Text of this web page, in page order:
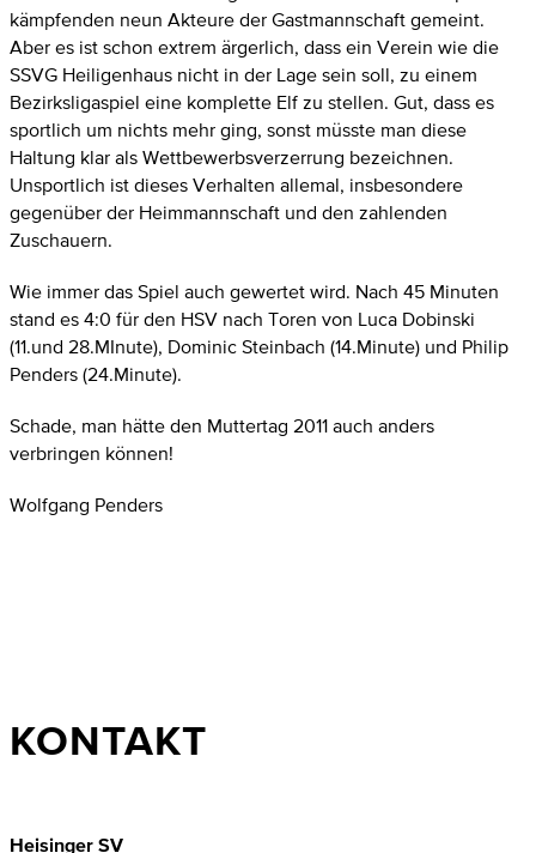
kämpfenden neun Akteure der Gastmannschaft gemeint.
Aber es ist schon extrem ärgerlich, dass ein Verein wie die
SSVG Heiligenhaus nicht in der Lage sein soll, zu einem
Bezirksligaspiel eine komplette Elf zu stellen. Gut, dass es
sportlich um nichts mehr ging, sonst müsste man diese
Haltung klar als Wettbewerbsverzerrung bezeichnen.
Unsportlich ist dieses Verhalten allemal, insbesondere
gegenüber der Heimmannschaft und den zahlenden
Zuschauern.
Wie immer das Spiel auch gewertet wird. Nach 45 Minuten
stand es 4:0 für den HSV nach Toren von Luca Dobinski
(11.und 28.MInute), Dominic Steinbach (14.Minute) und Philip
Penders (24.Minute).
Schade, man hätte den Muttertag 2011 auch anders
verbringen können!
Wolfgang Penders
KONTAKT
Heisinger SV